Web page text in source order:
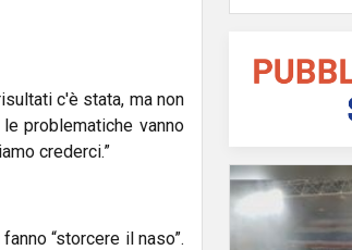
c'è stata, ma non
problematiche vanno
crederci.”
“storcere il naso”.